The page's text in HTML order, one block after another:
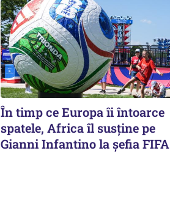
În timp ce Europa îi întoarce
spatele, Africa îl susține pe
Gianni Infantino la șefia FIFA